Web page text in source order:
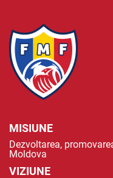
MISIUNE
Dezvoltarea,
Moldova
VIZIUNE